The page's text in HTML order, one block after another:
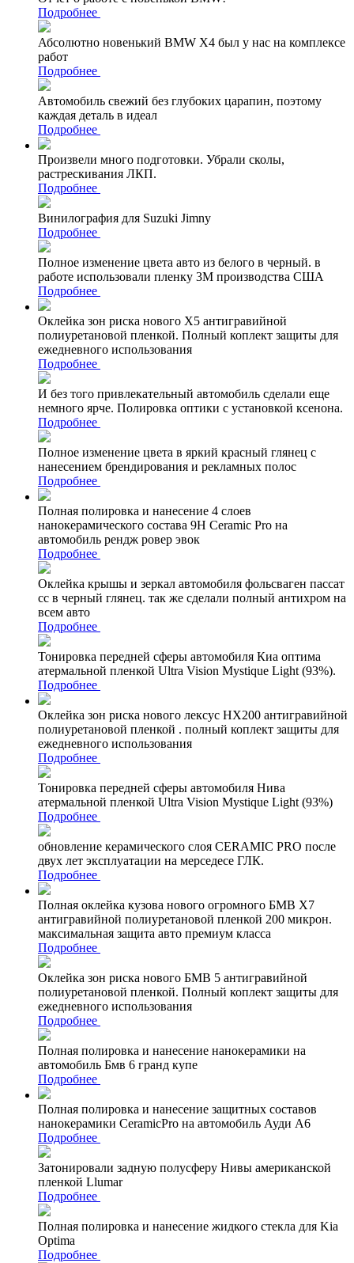
Подробнее
Абсолютно новенький BMW X4 был у нас на комплексе
работ
Подробнее
Автомобиль свежий без глубоких царапин, поэтому
каждая деталь в идеал
Подробнее
Произвели много подготовки. Убрали сколы,
растрескивания ЛКП.
Подробнее
Винилография для Suzuki Jimny
Подробнее
Полное изменение цвета авто из белого в черный. в
работе использовали пленку 3М производства США
Подробнее
Оклейка зон риска нового Х5 антигравийной
полиуретановой пленкой. Полный коплект защиты для
ежедневного использования
Подробнее
И без того привлекательный автомобиль сделали еще
немного ярче. Полировка оптики с установкой ксенона.
Подробнее
Полное изменение цвета в яркий красный глянец с
нанесением брендирования и рекламных полос
Подробнее
Полная полировка и нанесение 4 слоев
нанокерамического состава 9Н Ceramic Pro на
автомобиль рендж ровер эвок
Подробнее
Оклейка крышы и зеркал автомобиля фольсваген пассат
сс в черный глянец. так же сделали полный антихром на
всем авто
Подробнее
Тонировка передней сферы автомобиля Киа оптима
атермальной пленкой Ultra Vision Mystique Light (93%).
Подробнее
Оклейка зон риска нового лексус НХ200 антигравийной
полиуретановой пленкой . полный коплект защиты для
ежедневного использования
Подробнее
Тонировка передней сферы автомобиля Нива
атермальной пленкой Ultra Vision Mystique Light (93%)
Подробнее
обновление керамического слоя CERAMIC PRO после
двух лет эксплуатации на мерседесе ГЛК.
Подробнее
Полная оклейка кузова нового огромного БМВ Х7
антигравийной полиуретановой пленкой 200 микрон.
максимальная защита авто премиум класса
Подробнее
Оклейка зон риска нового БМВ 5 антигравийной
полиуретановой пленкой. Полный коплект защиты для
ежедневного использования
Подробнее
Полная полировка и нанесение нанокерамики на
автомобиль Бмв 6 гранд купе
Подробнее
Полная полировка и нанесение защитных составов
нанокерамики CeramicPro на автомобиль Ауди А6
Подробнее
Затонировали задную полусферу Нивы американской
пленкой Llumar
Подробнее
Полная полировка и нанесение жидкого стекла для Kia
Optima
Подробнее